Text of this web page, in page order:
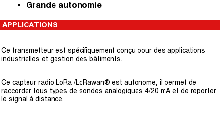
Grande autonomie
APPLICATIONS
Ce transmetteur est spécifiquement conçu pour des applications
industrielles et gestion des bâtiments.
Ce capteur radio LoRa /LoRawan® est autonome, il permet de
raccorder tous types de sondes analogiques 4/20 mA et de reporter
le signal à distance.